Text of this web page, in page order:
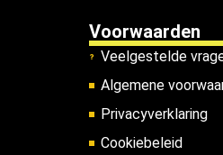
Voorwaarden
Veelgestelde
Algemene
Privacyverklaring
Cookiebeleid